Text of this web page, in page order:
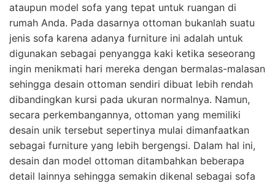
ataupun model sofa yang tepat untuk ruangan di
rumah Anda. Pada dasarnya ottoman bukanlah suatu
jenis sofa karena adanya furniture ini adalah untuk
digunakan sebagai penyangga kaki ketika seseorang
ingin menikmati hari mereka dengan bermalas-malasan
sehingga desain ottoman sendiri dibuat lebih rendah
dibandingkan kursi pada ukuran normalnya. Namun,
secara perkembangannya, ottoman yang memiliki
desain unik tersebut sepertinya mulai dimanfaatkan
sebagai furniture yang lebih bergengsi. Dalam hal ini,
desain dan model ottoman ditambahkan beberapa
detail lainnya sehingga semakin dikenal sebagai sofa